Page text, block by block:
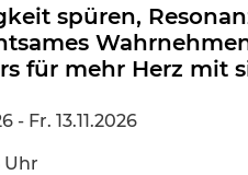
spüren,
für mehr Herz mit
- Fr. 13.11.2026
Uhr